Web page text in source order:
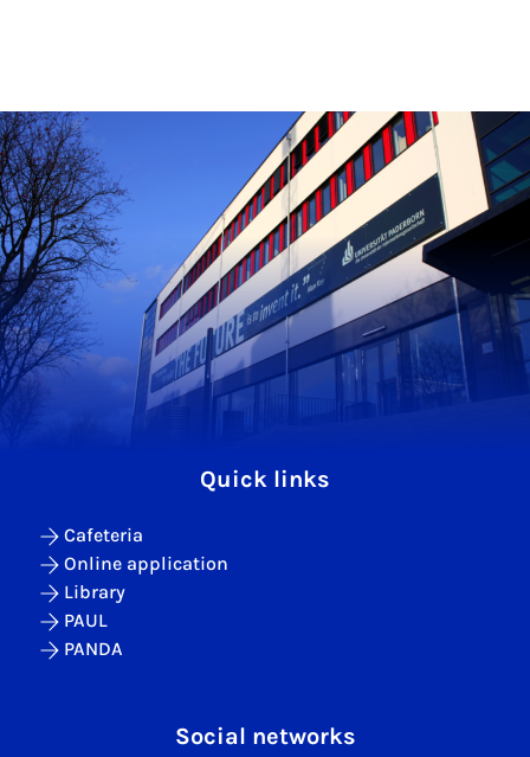
Quick links
Cafeteria
Online application
Library
PAUL
PANDA
Social networks